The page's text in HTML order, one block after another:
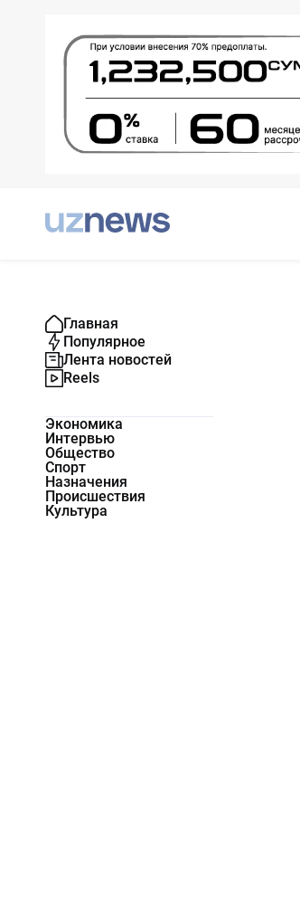
Главная
Популярное
Лента новостей
Reels
Экономика
Интервью
Общество
Спорт
Назначения
Происшествия
Культура